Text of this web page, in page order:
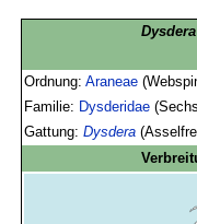
springen
springen
Ordnung:Araneae
Familie: Dysderidae
Gattung:Dysdera